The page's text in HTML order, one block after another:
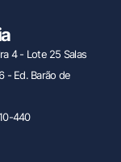
4 - Lote 25 Salas
- Ed. Barão de
440